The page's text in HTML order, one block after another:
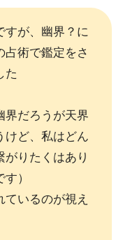
すが、幽界？に
占術で鑑定をさ
た
界だろうが天界
けど、私はどん
がりたくはあり
）
いるのが視え